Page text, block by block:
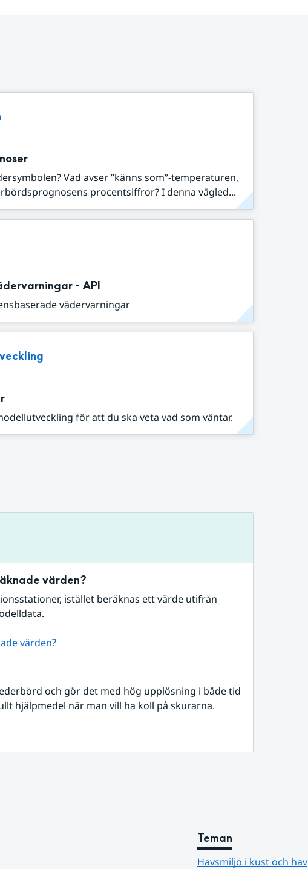
Vad avser ”känns som”-temperaturen,
procentsiffror? I denna vägled...
- API
vädervarningar
för att du ska veta vad som väntar.
värden?
istället beräknas ett värde utifrån
värden?
och gör det med hög upplösning i både tid
hjälpmedel när man vill ha koll på skurarna.
Teman
Havsmiljö i kust och hav